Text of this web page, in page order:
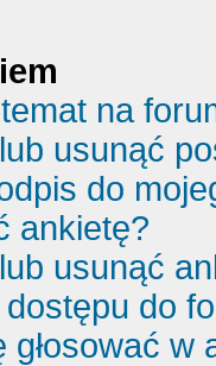
na
usunąć
do
ankietę?
usunąć
do
w